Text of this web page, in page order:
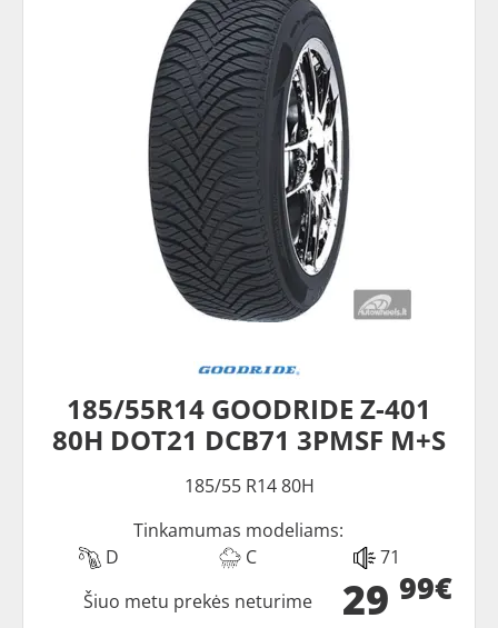
185/55R14 GOODRIDE Z-401
80H DOT21 DCB71 3PMSF M+S
185/55 R14 80H
Tinkamumas modeliams:
D
C 71
29 99€
Šiuo metu prekės neturime